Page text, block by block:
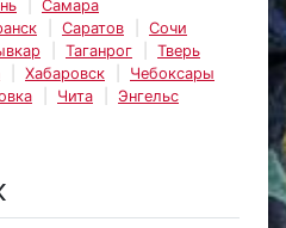
Самара
Саратов
Сочи
Таганрог
Тверь
Хабаровск
Чебоксары
Чита
Энгельс